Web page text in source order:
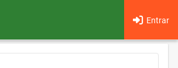
Entrar